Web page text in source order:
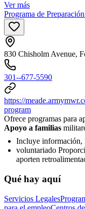
Ver más
Programa de
830 Chisholm Avenue,
301--677-5590
https://
program
Ofrece programas para
Apoyo a familias
Incluye información,
voluntariado
aporten
Qué hay aquí
Servicios Legales